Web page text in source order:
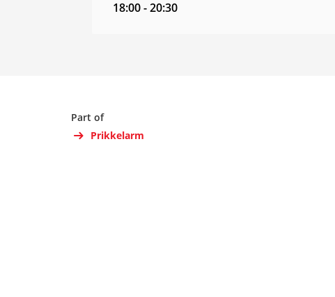
18:00-20:30
Part of
Prikkelarm